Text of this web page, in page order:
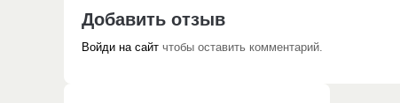
Добавить отзыв
Войди на сайт чтобы оставить комментарий.